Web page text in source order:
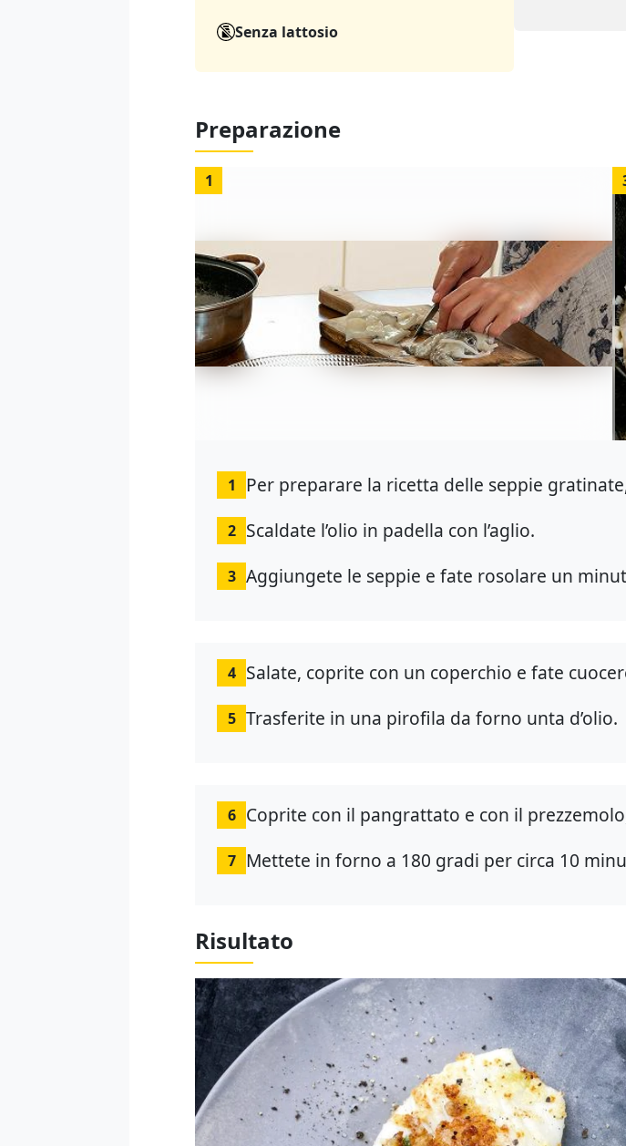
Senza lattosio
Preparazione
1
1 Per preparare la ricetta delle seppie
2 Scaldate l’olio in padella con l’aglio.
3 Aggiungete le seppie e fate rosolare un
4 Salate, coprite con un coperchio e fate
5 Trasferite in una pirofila da forno unta d’olio.
6 Coprite con il pangrattato e con il
7 Mettete in forno a 180 gradi per circa 10
Risultato